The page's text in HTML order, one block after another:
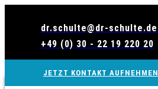
dr.schulte@dr-schulte.de
+49 (0) 30 - 22 19 220 20
JETZT KONTAKT AUFNEHMEN